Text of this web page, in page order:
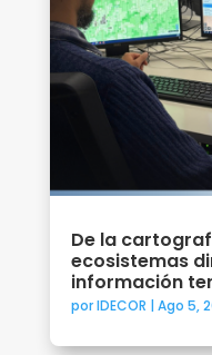
De la
ecosistemas
información
porIDECOR | Ago 5,